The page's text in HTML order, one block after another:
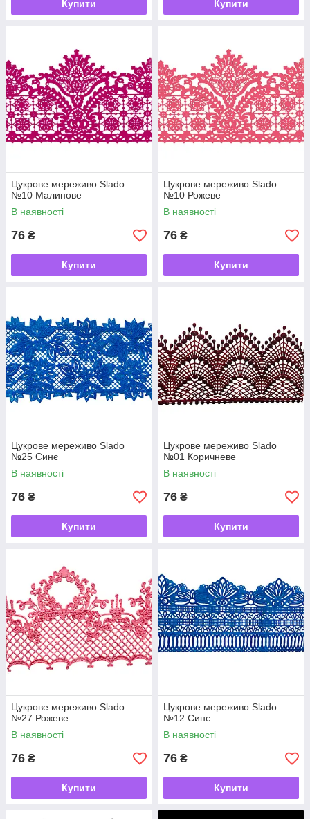
Купити Купити
Цукрове мереживо Slado
№10 Малинове
В наявності
76 ₴
Купити
Цукрове мереживо Slado
№10 Рожеве
В наявності
76 ₴
Купити
Цукрове мереживо Slado
№25 Синє
В наявності
76 ₴
Купити
Цукрове мереживо Slado
№01 Коричневе
В наявності
76 ₴
Купити
Цукрове мереживо Slado
№27 Рожеве
В наявності
76 ₴
Купити
Цукрове мереживо Slado
№12 Синє
В наявності
76 ₴
Купити